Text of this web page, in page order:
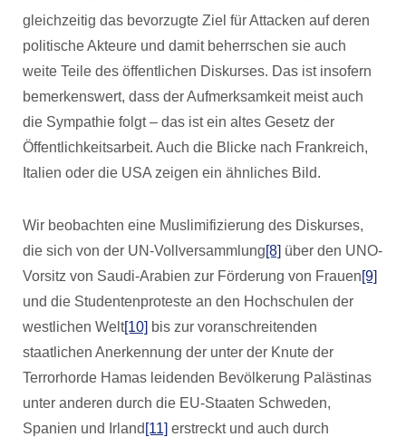
gleichzeitig das bevorzugte Ziel für Attacken auf deren
politische Akteure und damit beherrschen sie auch
weite Teile des öffentlichen Diskurses. Das ist insofern
bemerkenswert, dass der Aufmerksamkeit meist auch
die Sympathie folgt – das ist ein altes Gesetz der
Öffentlichkeitsarbeit. Auch die Blicke nach Frankreich,
Italien oder die USA zeigen ein ähnliches Bild.
Wir beobachten eine Muslimifizierung des Diskurses,
die sich von der UN-Vollversammlung[8] über den UNO-
Vorsitz von Saudi-Arabien zur Förderung von Frauen[9]
und die Studentenproteste an den Hochschulen der
westlichen Welt[10] bis zur voranschreitenden
staatlichen Anerkennung der unter der Knute der
Terrorhorde Hamas leidenden Bevölkerung Palästinas
unter anderen durch die EU-Staaten Schweden,
Spanien und Irland [11] erstreckt und auch durch